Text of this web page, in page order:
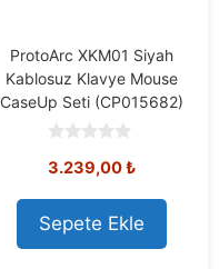
ProtoArc XKM01 Siyah
Kablosuz Klavye Mouse
CaseUp Seti (CP015682)
o
t
o
f
5
3.239,00₺
Sepete Ekle